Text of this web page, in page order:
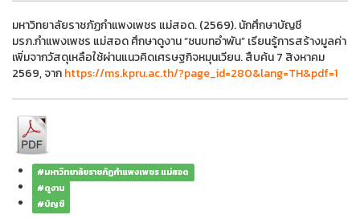
มหาวิทยาลัยราชภัฏกำแพงเพชร แม่สอด. (2569). นักศึกษาบัญชี
มรภ.กำแพงเพชร แม่สอด ศึกษาดูงาน “ชนบทอำพัน” เรียนรู้การสร้างมูลค่า
เพิ่มจากวัสดุเหลือใช้ผ่านแนวคิดเศรษฐกิจหมุนเวียน. สืบค้น 7 สิงหาคม
2569, จากhttps://ms.kpru.ac.th/?page_id=280&lang=TH&pdf=1
#มหาวิทยาลัยราชภัฏกำแพงเพชร แม่สอด
#ดูงาน
#บัญชี